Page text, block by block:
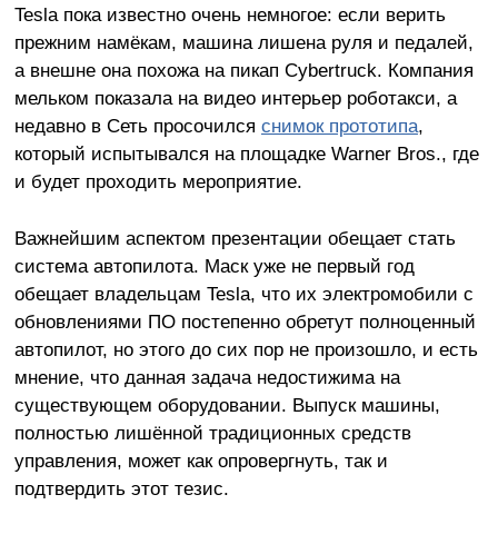
Tesla пока известно очень немногое: если верить
прежним намёкам, машина лишена руля и педалей,
а внешне она похожа на пикап Cybertruck. Компания
мельком показала на видео интерьер роботакси, а
недавно в Сеть просочился снимок прототипа,
который испытывался на площадке Warner Bros., где
и будет проходить мероприятие.
Важнейшим аспектом презентации обещает стать
система автопилота. Маск уже не первый год
обещает владельцам Tesla, что их электромобили с
обновлениями ПО постепенно обретут полноценный
автопилот, но этого до сих пор не произошло, и есть
мнение, что данная задача недостижима на
существующем оборудовании. Выпуск машины,
полностью лишённой традиционных средств
управления, может как опровергнуть, так и
подтвердить этот тезис.